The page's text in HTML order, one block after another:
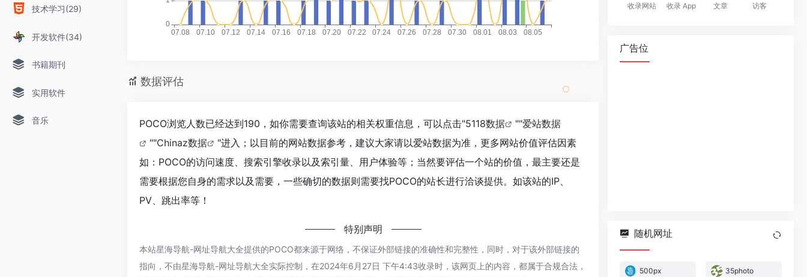
技术学习(29)
开发软件(34)
书籍期刊
实用软件
音乐
数据评估
POCO浏览人数已经达到190，如你需要查询该站的相关权重信息，可以点击"5118数据 ""爱站数据
""Chinaz数据
"进入；以目前的网站数据参考，建议大家请以爱站数据为准，更多网站价值评估因素
如：POCO的访问速度、搜索引擎收录以及索引量、用户体验等；当然要评估一个站的价值，最主要还是
需要根据您自身的需求以及需要，一些确切的数据则需要找POCO的站长进行洽谈提供。如该站的IP、
PV、跳出率等！
特别声明
本站星海导航-网址导航大全提供的POCO都来源于网络，不保证外部链接的准确性和完整性，同时，对于该外部链接的
指向，不由星海导航-网址导航大全实际控制，在2024年6月27日 下午4:43收录时，该网页上的内容，都属于合规合法，
收录网站 收录 App 文章 访客
广告位
随机网址
500px 35photo